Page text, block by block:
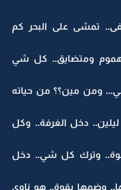
تمشى على البحر كم
ومتضايق.. كل شي
ومن مين؟؟ من حياته
دخل الغرفة.. وكل
وترك كل شي.. دخل
وضمها بقوة.. هو ناوي